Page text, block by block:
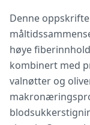
Denne
høye
kombinert med
valnøtter og